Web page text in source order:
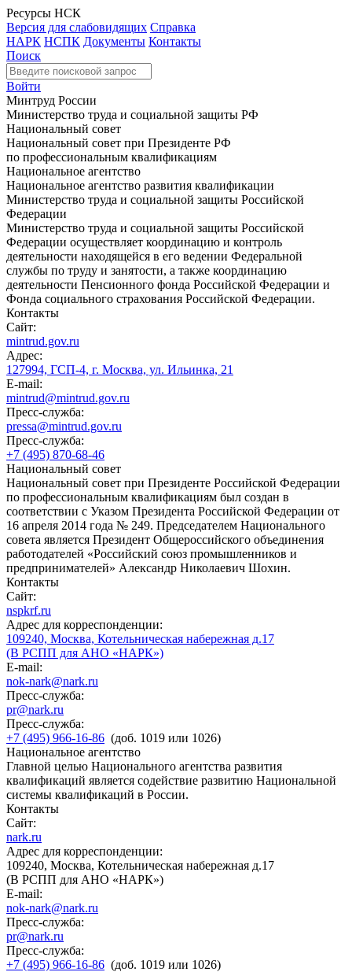
Ресурсы НСК
Версия для слабовидящих Справка
НАРК НСПК Документы Контакты
Поиск
Войти
Минтруд России
Министерство труда и социальной защиты РФ
Национальный совет
Национальный совет при Президенте РФ
по профессиональным квалификациям
Национальное агентство
Национальное агентство развития квалификации
Министерство труда и социальной защиты Российской
Федерации
Министерство труда и социальной защиты Российской
Федерации осуществляет координацию и контроль
деятельности находящейся в его ведении Федеральной
службы по труду и занятости, а также координацию
деятельности Пенсионного фонда Российской Федерации и
Фонда социального страхования Российской Федерации.
Контакты
Сайт:
mintrud.gov.ru
Адрес:
127994, ГСП-4, г. Москва, ул. Ильинка, 21
E-mail:
mintrud@mintrud.gov.ru
Пресс-служба:
pressa@mintrud.gov.ru
Пресс-служба:
+7 (495) 870-68-46
Национальный совет
Национальный совет при Президенте Российской Федерации
по профессиональным квалификациям был создан в
соответствии с Указом Президента Российской Федерации от
16 апреля 2014 года № 249. Председателем Национального
совета является Президент Общероссийского объединения
работодателей «Российский союз промышленников и
предпринимателей» Александр Николаевич Шохин.
Контакты
Сайт:
nspkrf.ru
Адрес для корреспонденции:
109240, Москва, Котельническая набережная д.17
(В РСПП для АНО «НАРК»)
E-mail:
nok-nark@nark.ru
Пресс-служба:
pr@nark.ru
Пресс-служба:
+7 (495) 966-16-86 (доб. 1019 или 1026)
Национальное агентство
Главной целью Национального агентства развития
квалификаций является содействие развитию Национальной
системы квалификаций в России.
Контакты
Сайт:
nark.ru
Адрес для корреспонденции:
109240, Москва, Котельническая набережная д.17
(В РСПП для АНО «НАРК»)
E-mail:
nok-nark@nark.ru
Пресс-служба:
pr@nark.ru
Пресс-служба:
+7 (495) 966-16-86 (доб. 1019 или 1026)